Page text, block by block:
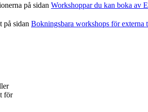
på sidan Workshoppar du kan boka av
på sidan Bokningsbara workshops för
för